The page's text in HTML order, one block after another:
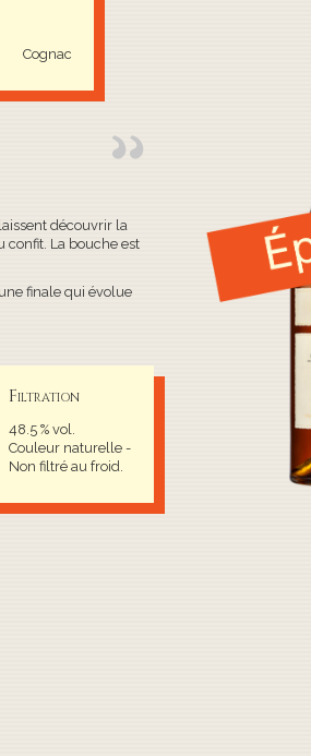
Cognac
découvrir la
confit. La bouche est
finale qui évolue
Filtration
48.5 % vol.
Couleur naturelle -
Non filtré au froid.